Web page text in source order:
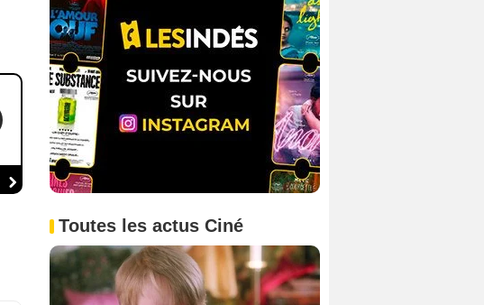
Toutes les actus Ciné